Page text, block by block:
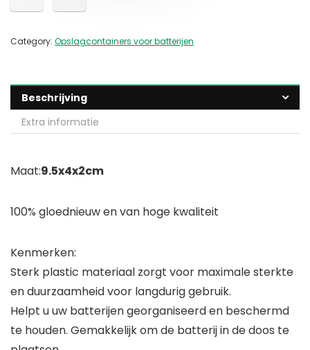
Category: Opslagcontainers voor batterijen
Beschrijving
Extra informatie
Maat:9.5x4x2cm
100% gloednieuw en van hoge kwaliteit
Kenmerken:
Sterk plastic materiaal zorgt voor maximale sterkte
en duurzaamheid voor langdurig gebruik.
Helpt u uw batterijen georganiseerd en beschermd
te houden. Gemakkelijk om de batterij in de doos te